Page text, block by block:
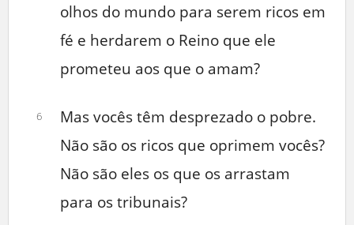
olhos do mundo para serem ricos em
fé e herdarem o Reino que ele
prometeu aos que o amam?
6
Mas vocês têm desprezado o pobre.
Não são os ricos que oprimem vocês?
Não são eles os que os arrastam
para os tribunais?